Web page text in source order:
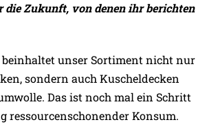
die Zukunft, von denen ihr berichten
beinhaltet unser Sortiment nicht nur
sondern auch Kuscheldecken
Das ist noch mal ein Schritt
ressourcenschonender Konsum.